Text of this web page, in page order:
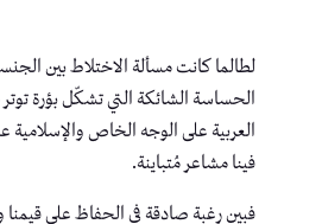
لطالما كانت مسألة الاختلاط بين
الحساسة الشائكة التي تشكّل بؤرة توتر
العربية على الوجه الخاص والإسلامية
فينا مشاعر مُتباينة.
فبين رغبة صادقة في الحفاظ على قيمنا